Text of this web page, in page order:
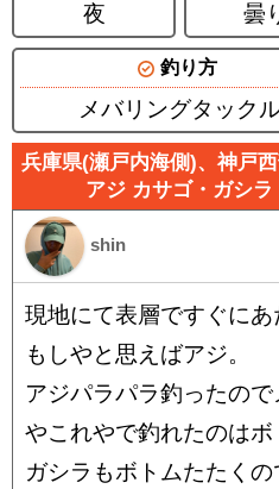
夜 曇
釣り方
メバリングタック
兵庫県(瀬戸内海側)、神戸
アジ カサゴ・ガシ
shin
現地にて表層ですぐに
もしやと思えばアジ。
アジパラパラ釣ったの
やこれやで釣れたのはボ
ガシラもボトムたたくの